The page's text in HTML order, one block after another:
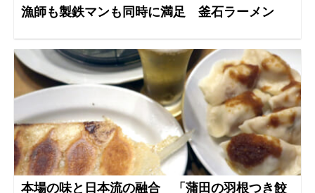
漁師も製鉄マンも同時に満足 釜石ラーメン
本場の味と日本流の融合 「蒲田の羽根つき餃